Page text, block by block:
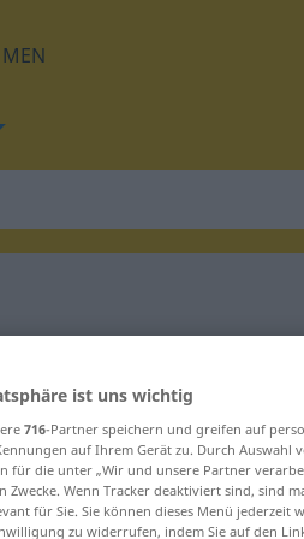
"Schleier"
ist uns wichtig
716-Partner speichern und greifen auf
auf Ihrem Gerät zu. Durch Auswahl
für die unter „Wir und unsere Partner
Zwecke. Wenn Tracker deaktiviert sind, sind
für Sie. Sie können dieses Menü
zu widerrufen, indem Sie auf den